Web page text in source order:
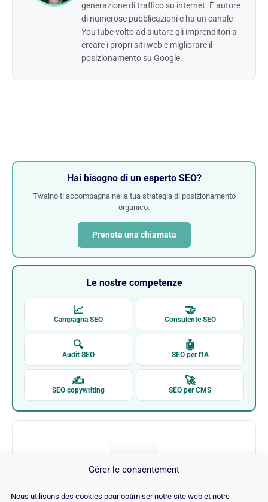
Gérer le consentement
Nous utilisons des cookies pour optimiser notre site web et notre
generazione di traffico su internet. È autore
di numerose pubblicazioni e ha un canale
YouTube volto ad aiutare gli imprenditori a
creare i propri siti web e migliorare il
posizionamento su Google.
Hai bisogno di un esperto SEO?
Twaino ti accompagna nella tua strategia di posizionamento
organico.
Prenota una chiamata
Le nostre competenze
📈
Campagna SEO
🤝
Consulente SEO
🔍
Audit SEO
🤖
SEO per l'IA
✍
SEO copywriting
🚀
SEO per CMS